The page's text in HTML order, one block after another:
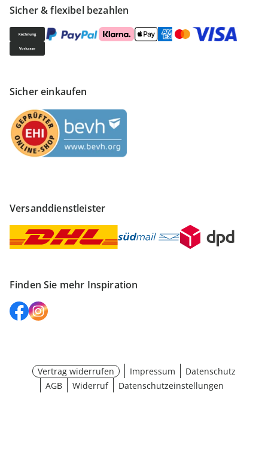
Sicher & flexibel bezahlen
Sicher einkaufen
Versanddienstleister
Finden Sie mehr Inspiration
Vertrag widerrufen Impressum
Datenschutz
AGB
Widerruf Datenschutzeinstellungen